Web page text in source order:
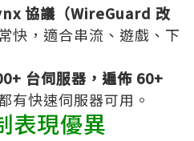
協議（WireGuard 改
快，適合串流、遊戲、下
台伺服器，遍佈 60+
有快速伺服器可用。
表現優異